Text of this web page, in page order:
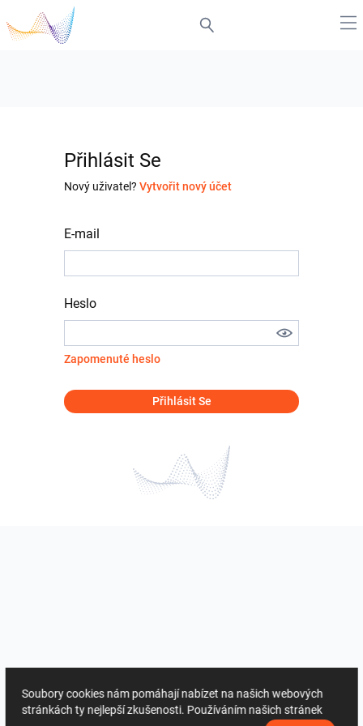
Přihlásit Se
Nový uživatel? Vytvořit nový účet
E-mail
Heslo
Zapomenuté heslo
Přihlásit Se
Soubory cookies nám pomáhají nabízet na našich webových
stránkách ty nejlepší zkušenosti. Používáním našich stránek